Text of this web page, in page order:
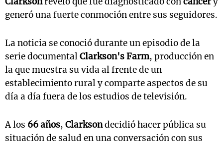
generó una fuerte conmoción entre sus seguidores.
La noticia se conoció durante un episodio de la
serie documentalClarkson's Farm, producción en
la que muestra su vida al frente de un
establecimiento rural y comparte aspectos de su
día a día fuera de los estudios de televisión.
A los 66 años, Clarksondecidió hacer pública su
situación de salud en una conversación con sus